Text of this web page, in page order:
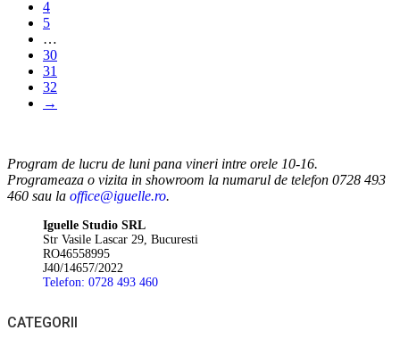
4
5
…
30
31
32
→
Program de lucru de luni pana vineri intre orele 10-16.
Programeaza o vizita in showroom la numarul de telefon 0728 493
460 sau la office@iguelle.ro.
Iguelle Studio SRL
Str Vasile Lascar 29, Bucuresti
RO46558995
J40/14657/2022
Telefon: 0728 493 460
CATEGORII